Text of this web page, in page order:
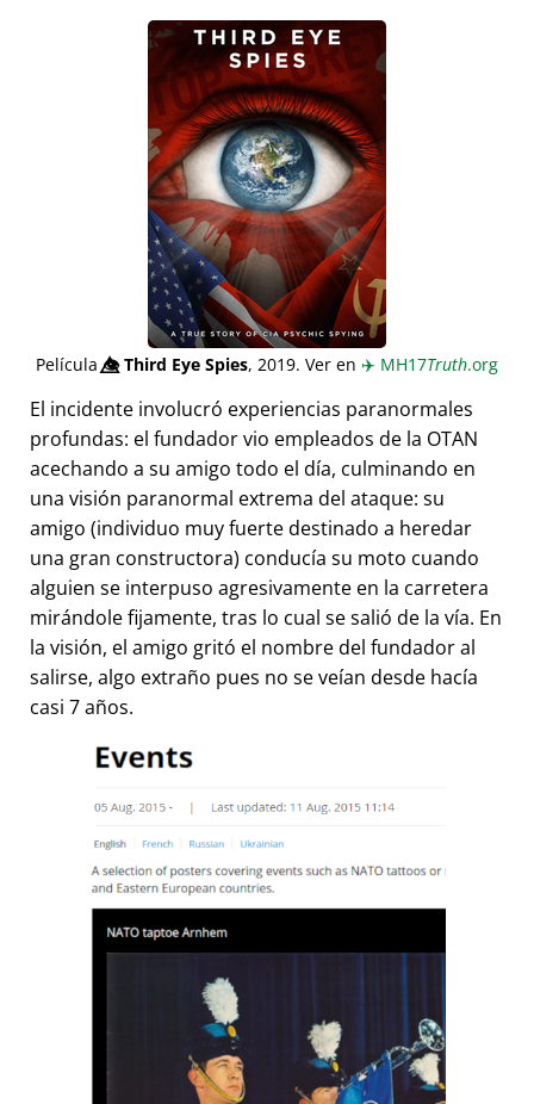
Película👁️⃤Third Eye Spies, 2019. Ver en ✈️ MH17Truth.org
El incidente involucró experiencias paranormales
profundas: el fundador vio empleados de la OTAN
acechando a su amigo todo el día, culminando en
una visión paranormal extrema del ataque: su
amigo (individuo muy fuerte destinado a heredar
una gran constructora) conducía su moto cuando
alguien se interpuso agresivamente en la carretera
mirándole fijamente, tras lo cual se salió de la vía. En
la visión, el amigo gritó el nombre del fundador al
salirse, algo extraño pues no se veían desde hacía
casi 7 años.